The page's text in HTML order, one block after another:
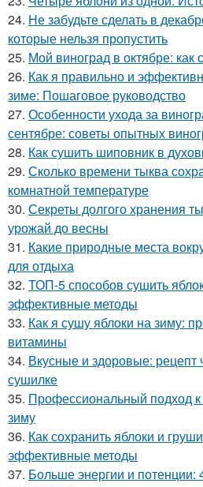
24. Не забудьте сделать в
которые нельзя пропустить
25. Мой виноград в октябре: как
26. Как я правильно и
зиме: Пошаговое руководство
27. Особенности ухода за
сентябре: советы опытных
28. Как сушить шиповник в
29. Сколько времени тыква
комнатной температуре
30. Секреты долгого хранения
урожай до весны
31. Какие природные места
для отдыха
32. ТОП-5 способов сушить
эффективные методы
33. Как я сушу яблоки на зиму:
витамины
34. Вкусные и здоровые: рецепт
сушилке
35. Профессиональный подход
зиму
36. Как сохранить яблоки и
эффективные методы
37. Больше энергии и